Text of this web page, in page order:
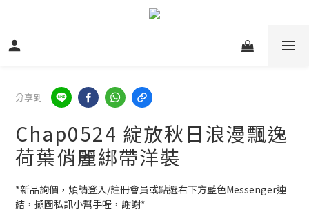
分享到
Chap0524 綻放秋日浪漫飄逸
荷葉俏麗綁帶洋裝
*新品詢價，煩請登入/註冊會員或點選右下方藍色Messenger連
結，擷圖私訊小幫手喔，謝謝*